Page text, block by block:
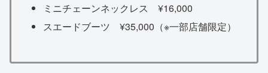
ミニチェーンネックレス ¥16,000
スエードブーツ ¥35,000（※一部店舗限定）